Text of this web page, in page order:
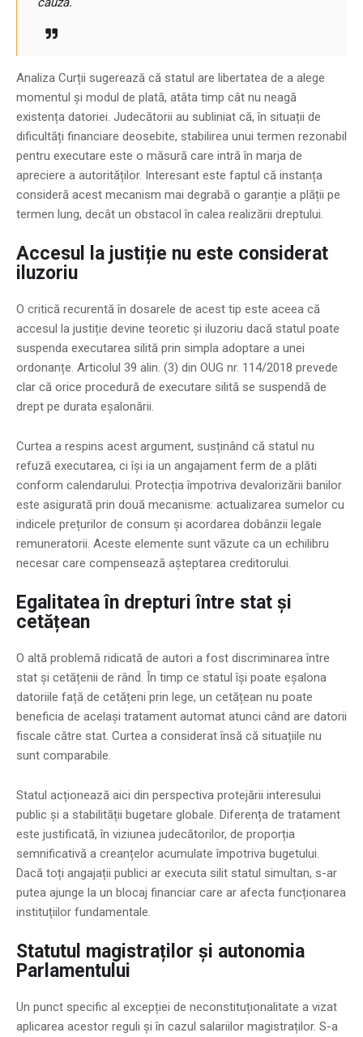
Analiza Curții sugerează că statul are libertatea de a alege
momentul și modul de plată, atâta timp cât nu neagă
existența datoriei. Judecătorii au subliniat că, în situații de
dificultăți financiare deosebite, stabilirea unui termen rezonabil
pentru executare este o măsură care intră în marja de
apreciere a autorităților. Interesant este faptul că instanța
consideră acest mecanism mai degrabă o garanție a plății pe
termen lung, decât un obstacol în calea realizării dreptului.
Accesul la justiție nu este considerat
iluzoriu
O critică recurentă în dosarele de acest tip este aceea că
accesul la justiție devine teoretic și iluzoriu dacă statul poate
suspenda executarea silită prin simpla adoptare a unei
ordonanțe. Articolul 39 alin. (3) din OUG nr. 114/2018 prevede
clar că orice procedură de executare silită se suspendă de
drept pe durata eșalonării.
Curtea a respins acest argument, susținând că statul nu
refuză executarea, ci își ia un angajament ferm de a plăti
conform calendarului. Protecția împotriva devalorizării banilor
este asigurată prin două mecanisme: actualizarea sumelor cu
indicele prețurilor de consum și acordarea dobânzii legale
remuneratorii. Aceste elemente sunt văzute ca un echilibru
necesar care compensează așteptarea creditorului.
Egalitatea în drepturi între stat și
cetățean
O altă problemă ridicată de autori a fost discriminarea între
stat și cetățenii de rând. În timp ce statul își poate eșalona
datoriile față de cetățeni prin lege, un cetățean nu poate
beneficia de același tratament automat atunci când are datorii
fiscale către stat. Curtea a considerat însă că situațiile nu
sunt comparabile.
Statul acționează aici din perspectiva protejării interesului
public și a stabilității bugetare globale. Diferența de tratament
este justificată, în viziunea judecătorilor, de proporția
semnificativă a creanțelor acumulate împotriva bugetului.
Dacă toți angajații publici ar executa silit statul simultan, s-ar
putea ajunge la un blocaj financiar care ar afecta funcționarea
instituțiilor fundamentale.
Statutul magistraților și autonomia
Parlamentului
Un punct specific al excepției de neconstituționalitate a vizat
aplicarea acestor reguli și în cazul salariilor magistraților. S-a